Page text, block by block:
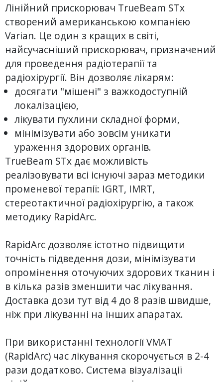
Лінійний прискорювач TrueBeam STx
створений американською компанією
Varian. Це один з кращих в світі,
найсучасніший прискорювач, призначений
для проведення радіотерапії та
радіохірургії. Він дозволяє лікарям:
досягати "мішені" з важкодоступній
локалізацією,
лікувати пухлини складної форми,
мінімізувати або зовсім уникати
ураження здорових органів.
TrueBeam STx дає можливість
реалізовувати всі існуючі зараз методики
променевої терапії: IGRT, IMRT,
стереотактичної радіохірургію, а також
методику RapidArc.
RapidArc дозволяє істотно підвищити
точність підведення дози, мінімізувати
опромінення оточуючих здорових тканин і
в кілька разів зменшити час лікування.
Доставка дози тут від 4 до 8 разів швидше,
ніж при лікуванні на інших апаратах.
При використанні технології VMAT
(RapidArc) час лікування скорочується в 2-4
рази додатково. Система візуалізації